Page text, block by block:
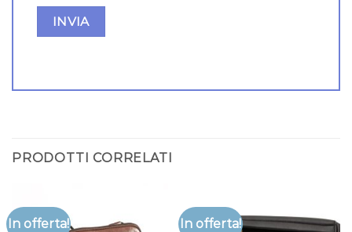
PRODOTTI CORRELATI
In offerta! In offerta!